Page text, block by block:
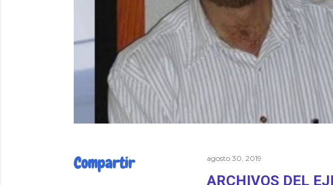
Compartir
agosto 30, 2019
ARCHIVOS DEL